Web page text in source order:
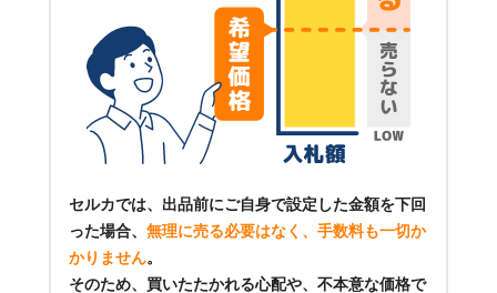
セルカでは、出品前にご自身で設定した金額を下回
った場合、 無理に売る必要はなく、手数料も一切か
かりません。
そのため、買いたたかれる心配や、不本意な価格で